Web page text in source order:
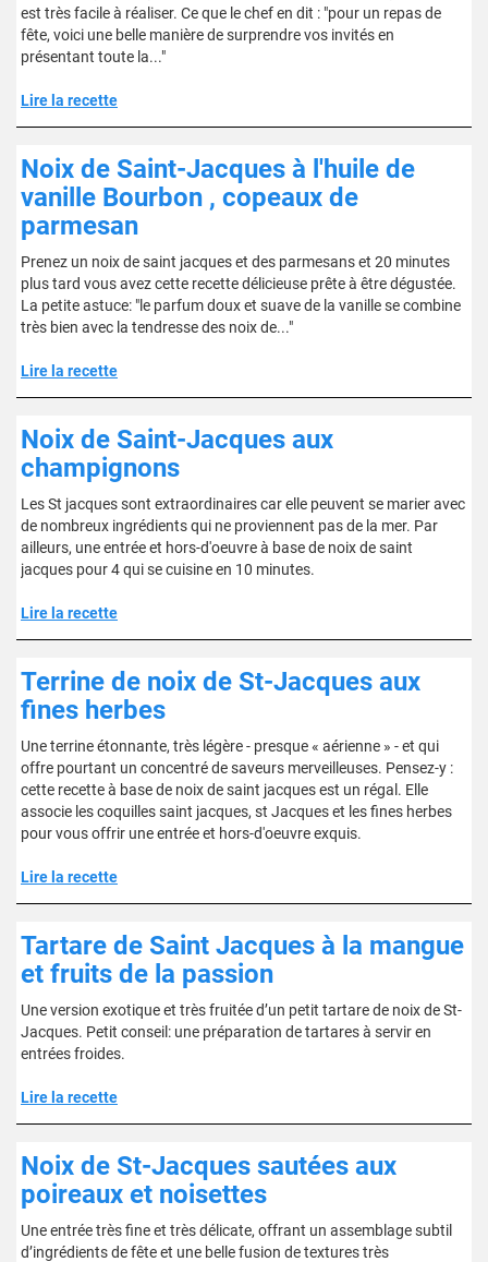
est très facile à réaliser. Ce que le chef en dit : "pour un repas de
fête, voici une belle manière de surprendre vos invités en
présentant toute la..."
Lire la recette
Noix de Saint-Jacques à l'huile de
vanille Bourbon , copeaux de
parmesan
Prenez un noix de saint jacques et des parmesans et 20 minutes
plus tard vous avez cette recette délicieuse prête à être dégustée.
La petite astuce: "le parfum doux et suave de la vanille se combine
très bien avec la tendresse des noix de..."
Lire la recette
Noix de Saint-Jacques aux
champignons
Les St jacques sont extraordinaires car elle peuvent se marier avec
de nombreux ingrédients qui ne proviennent pas de la mer. Par
ailleurs, une entrée et hors-d'oeuvre à base de noix de saint
jacques pour 4 qui se cuisine en 10 minutes.
Lire la recette
Terrine de noix de St-Jacques aux
fines herbes
Une terrine étonnante, très légère - presque « aérienne » - et qui
offre pourtant un concentré de saveurs merveilleuses. Pensez-y :
cette recette à base de noix de saint jacques est un régal. Elle
associe les coquilles saint jacques, st Jacques et les fines herbes
pour vous offrir une entrée et hors-d'oeuvre exquis.
Lire la recette
Tartare de Saint Jacques à la mangue
et fruits de la passion
Une version exotique et très fruitée d’un petit tartare de noix de St-
Jacques. Petit conseil: une préparation de tartares à servir en
entrées froides.
Lire la recette
Noix de St-Jacques sautées aux
poireaux et noisettes
Une entrée très fine et très délicate, offrant un assemblage subtil
d’ingrédients de fête et une belle fusion de textures très